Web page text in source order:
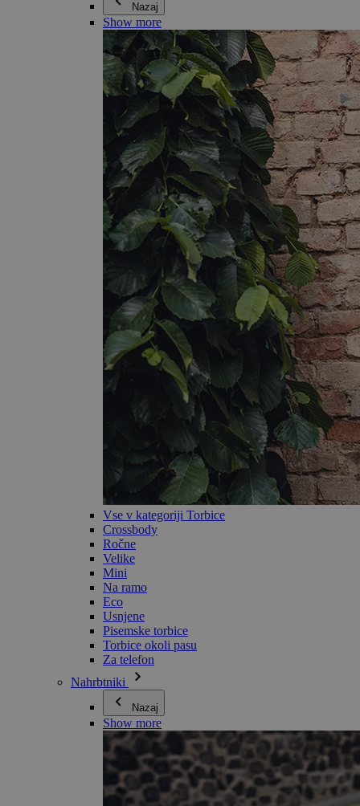
Nazaj
Show more
Vse v kategoriji Torbice
Crossbody
Ročne
Velike
Mini
Na ramo
Eco
Usnjene
Pisemske torbice
Torbice okoli pasu
Za telefon
Nahrbtniki
Nazaj
Show more